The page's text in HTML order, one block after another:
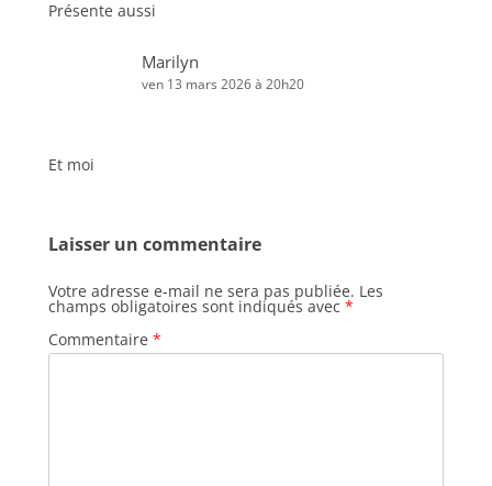
Présente aussi
Marilyn
ven 13 mars 2026 à 20h20
Et moi
Laisser un commentaire
Votre adresse e-mail ne sera pas publiée. Les
champs obligatoires sont indiqués avec *
Commentaire *